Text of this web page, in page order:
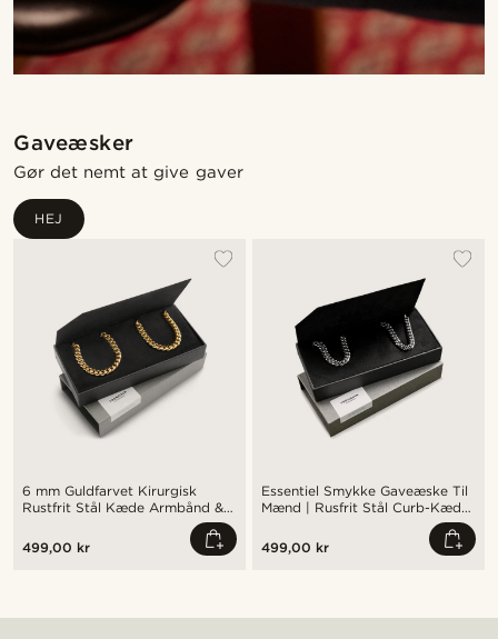
Gaveæsker
Gør det nemt at give gaver
HEJ
6 mm Guldfarvet Kirurgisk
Rustfrit Stål Kæde Armbånd &
499,00 kr
Essentiel Smykke Gaveæske Til
Mænd | Rusfrit Stål Curb-Kæde
499,00 kr